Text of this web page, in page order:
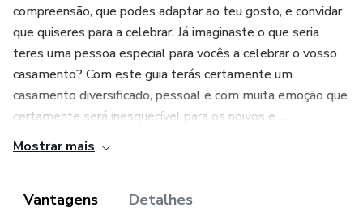
compreensão, que podes adaptar ao teu gosto, e convidar
que quiseres para a celebrar. Já imaginaste o que seria
teres uma pessoa especial para vocês a celebrar o vosso
casamento? Com este guia terás certamente um
casamento diversificado, pessoal e com muita emoção que
certamente será inesquecível para os noivos e ...
Mostrar mais
Vantagens Detalhes